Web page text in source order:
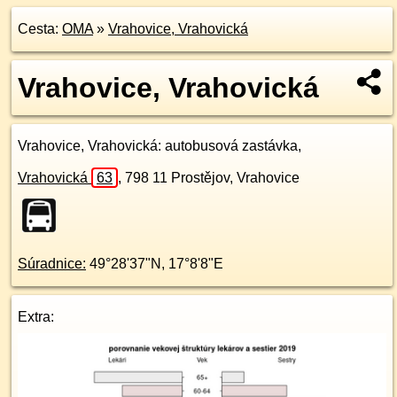
Cesta: OMA» Vrahovice, Vrahovická
Vrahovice, Vrahovická
Vrahovice, Vrahovická: autobusová zastávka,
Vrahovická 63 , 798 11 Prostějov, Vrahovice
Súradnice: 49°28'37"N , 17°8'8"E
Extra: